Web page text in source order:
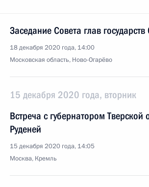
Заседание Совета глав
18 декабря 2020 года, 14:00
Московская область, Ново-Огарёво
15 декабря 2020 года, вторник
Встреча с губернатором Тверской
Руденей
15 декабря 2020 года, 14:05
Москва, Кремль